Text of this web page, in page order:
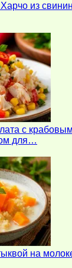
Харчо из
с
для…
на